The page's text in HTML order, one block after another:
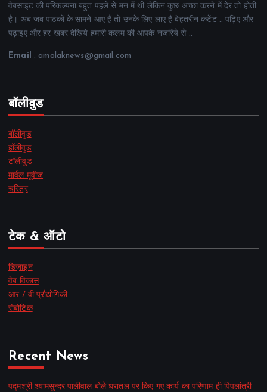
वेबसाइट की परिकल्पना बहुत पहले से मन में थी लेकिन कुछ अच्छा करने में देर तो होती
है। अब जब पाठकों के सामने आए हैं तो उनके लिए लाए हैं बेहतरीन कंटेंट .. पढ़िए और
पढ़ाइए और हर खबर देखिये हमारी कलम की आपके नजरिये से ..
Email : amolaknews@gmail.com
बॉलीवुड
बॉलीवुड
हॉलीवुड
टॉलीवुड
मार्वल मूवीज
चरित्र
टेक & ऑटो
डिज़ाइन
वेब विकास
आर / वी प्रौद्योगिकी
रोबोटिक
Recent News
पद्मश्री श्यामसुन्दर पालीवाल बोले धरातल पर किए गए कार्य का परिणाम ही पिपलांत्री